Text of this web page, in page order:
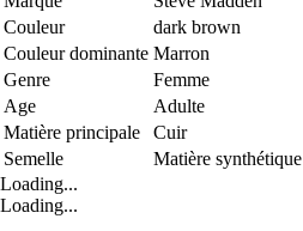
Couleur
dark brown
Couleur dominante Marron
Genre
Femme
Age
Adulte
Matière principale
Cuir
Semelle
Matière synthétique
Loading...
Loading...